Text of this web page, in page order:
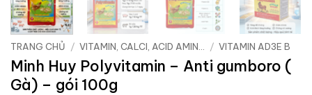
TRANG CHỦ / VITAMIN, CALCI, ACID AMIN... / VITAMIN AD3E B
Minh Huy Polyvitamin – Anti gumboro (
Gà) – gói 100g